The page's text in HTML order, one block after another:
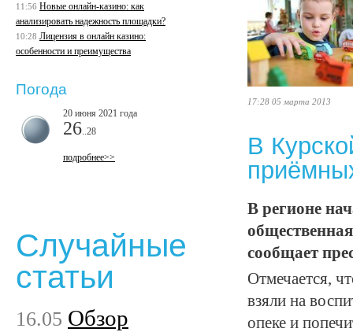
17:28 05 марта 2013
В
В регионе
сообщает
Отмечается,
взяли на
опеке и
11:56 Новые онлайн-казино: как
анализировать надежность площадки?
10:28 Лицензия в онлайн казино:
особенности и преимущества
Погода
20 июня 2021 года
26 ..28
подробнее>>
Случайные
статьи
16.05 Обзор